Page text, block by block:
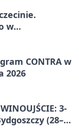
w
CONTRA w
2026
3-
(28–